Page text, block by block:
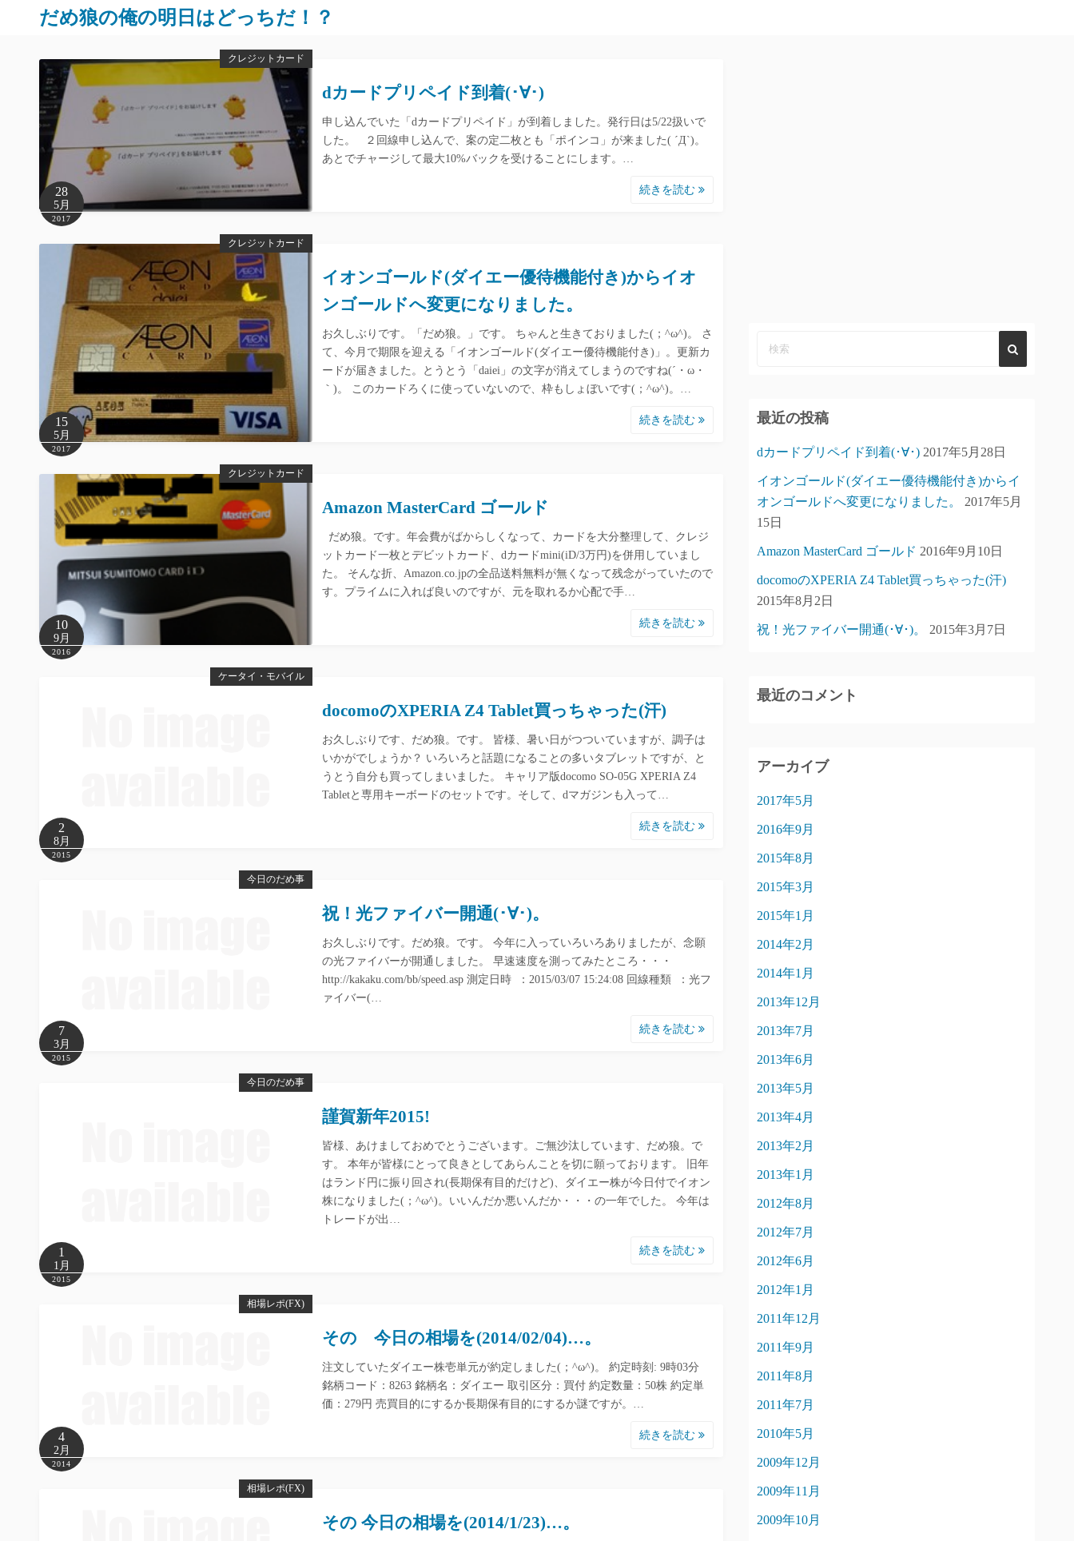
だめ狼の俺の明日はどっちだ！？
クレジットカード
28
5月
2017
dカードプリペイド到着(･∀･)
申し込んでいた「dカードプリペイド」が到着しました。発行日は5/22扱いで
した。 ２回線申し込んで、案の定二枚とも「ポインコ」が来ました( ´Д`)。
あとでチャージして最大10%バックを受けることにします。…
続きを読む
クレジットカード
15
5月
2017
イオンゴールド(ダイエー優待機能付き)からイオ
ンゴールドへ変更になりました。
お久しぶりです。「だめ狼。」です。 ちゃんと生きておりました(；^ω^)。 さ
て、今月で期限を迎える「イオンゴールド(ダイエー優待機能付き)」。更新カ
ードが届きました。とうとう「daiei」の文字が消えてしまうのですね(´・ω・
｀)。 このカードろくに使っていないので、枠もしょぼいです(；^ω^)。…
続きを読む
クレジットカード
10
9月
2016
Amazon MasterCard ゴールド
だめ狼。です。年会費がばからしくなって、カードを大分整理して、クレジ
ットカード一枚とデビットカード、dカードmini(iD/3万円)を併用していまし
た。 そんな折、Amazon.co.jpの全品送料無料が無くなって残念がっていたので
す。プライムに入れば良いのですが、元を取れるか心配で手…
続きを読む
ケータイ・モバイル
2
8月
2015
docomoのXPERIA Z4 Tablet買っちゃった(汗)
お久しぶりです、だめ狼。です。 皆様、暑い日がつついていますが、調子は
いかがでしょうか？ いろいろと話題になることの多いタブレットですが、と
うとう自分も買ってしまいました。 キャリア版docomo SO-05G XPERIA Z4
Tabletと専用キーボードのセットです。そして、dマガジンも入って…
続きを読む
今日のだめ事
7
3月
2015
祝！光ファイバー開通(･∀･)。
お久しぶりです。だめ狼。です。 今年に入っていろいろありましたが、念願
の光ファイバーが開通しました。 早速速度を測ってみたところ・・・
http://kakaku.com/bb/speed.asp 測定日時 ：2015/03/07 15:24:08 回線種類 ：光フ
ァイバー(…
続きを読む
今日のだめ事
1
1月
2015
謹賀新年2015!
皆様、あけましておめでとうございます。ご無沙汰しています、だめ狼。で
す。 本年が皆様にとって良きとしてあらんことを切に願っております。 旧年
はランド円に振り回され(長期保有目的だけど)、ダイエー株が今日付でイオン
株になりました(；^ω^)。いいんだか悪いんだか・・・の一年でした。 今年は
トレードが出…
続きを読む
相場レポ(FX)
4
2月
2014
その 今日の相場を(2014/02/04)…。
注文していたダイエー株壱単元が約定しました(；^ω^)。 約定時刻: 9時03分
銘柄コード：8263 銘柄名：ダイエー 取引区分：買付 約定数量：50株 約定単
価：279円 売買目的にするか長期保有目的にするか謎ですが。…
続きを読む
相場レポ(FX)
その 今日の相場を(2014/1/23)…。
最近の投稿
dカードプリペイド到着(･∀･) 2017年5月28日
イオンゴールド(ダイエー優待機能付き)からイ
オンゴールドへ変更になりました。
2017年5月
15日
Amazon MasterCard ゴールド 2016年9月10日
docomoのXPERIA Z4 Tablet買っちゃった(汗)
2015年8月2日
祝！光ファイバー開通(･∀･)。 2015年3月7日
最近のコメント
アーカイブ
2017年5月
2016年9月
2015年8月
2015年3月
2015年1月
2014年2月
2014年1月
2013年12月
2013年7月
2013年6月
2013年5月
2013年4月
2013年2月
2013年1月
2012年8月
2012年7月
2012年6月
2012年1月
2011年12月
2011年9月
2011年8月
2011年7月
2010年5月
2009年12月
2009年11月
2009年10月